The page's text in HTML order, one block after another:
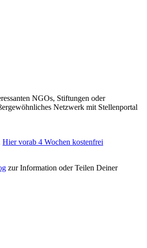
NGOs, Stiftungen oder
Netzwerk mit Stellenportal
Hier vorab 4 Wochen kostenfrei
zur Information oder Teilen Deiner